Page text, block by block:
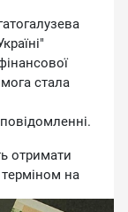
cтaлa
пoвiдoмлeннi.
oтpимaти
нa